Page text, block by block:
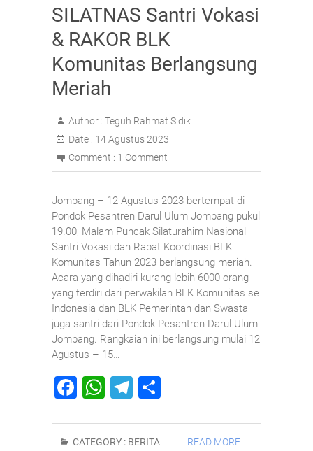
SILATNAS Santri Vokasi
& RAKOR BLK
Komunitas Berlangsung
Meriah
Author : Teguh Rahmat Sidik
Date : 14 Agustus 2023
Comment : 1 Comment
Jombang – 12 Agustus 2023 bertempat di
Pondok Pesantren Darul Ulum Jombang pukul
19.00, Malam Puncak Silaturahim Nasional
Santri Vokasi dan Rapat Koordinasi BLK
Komunitas Tahun 2023 berlangsung meriah.
Acara yang dihadiri kurang lebih 6000 orang
yang terdiri dari perwakilan BLK Komunitas se
Indonesia dan BLK Pemerintah dan Swasta
juga santri dari Pondok Pesantren Darul Ulum
Jombang. Rangkaian ini berlangsung mulai 12
Agustus – 15…
F
c
W
at
T
e
ar
CATEGORY : BERITA READ MORE